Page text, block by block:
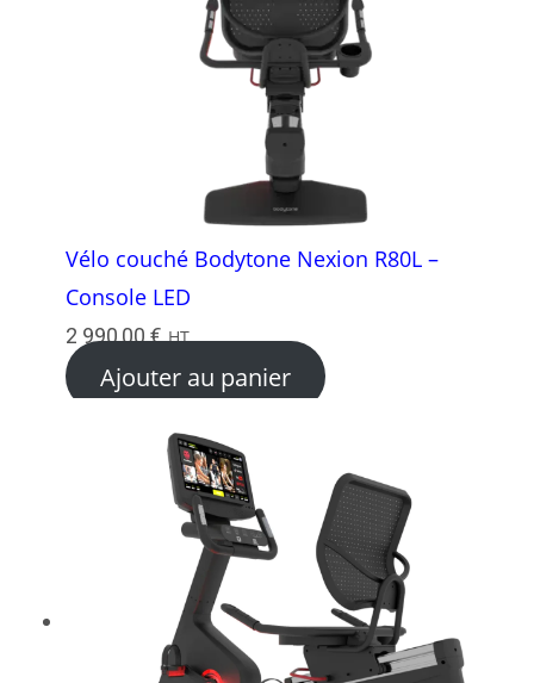
Vélo couché Bodytone Nexion R80L –
Console LED
2 990,00€ HT
Ajouter au panier